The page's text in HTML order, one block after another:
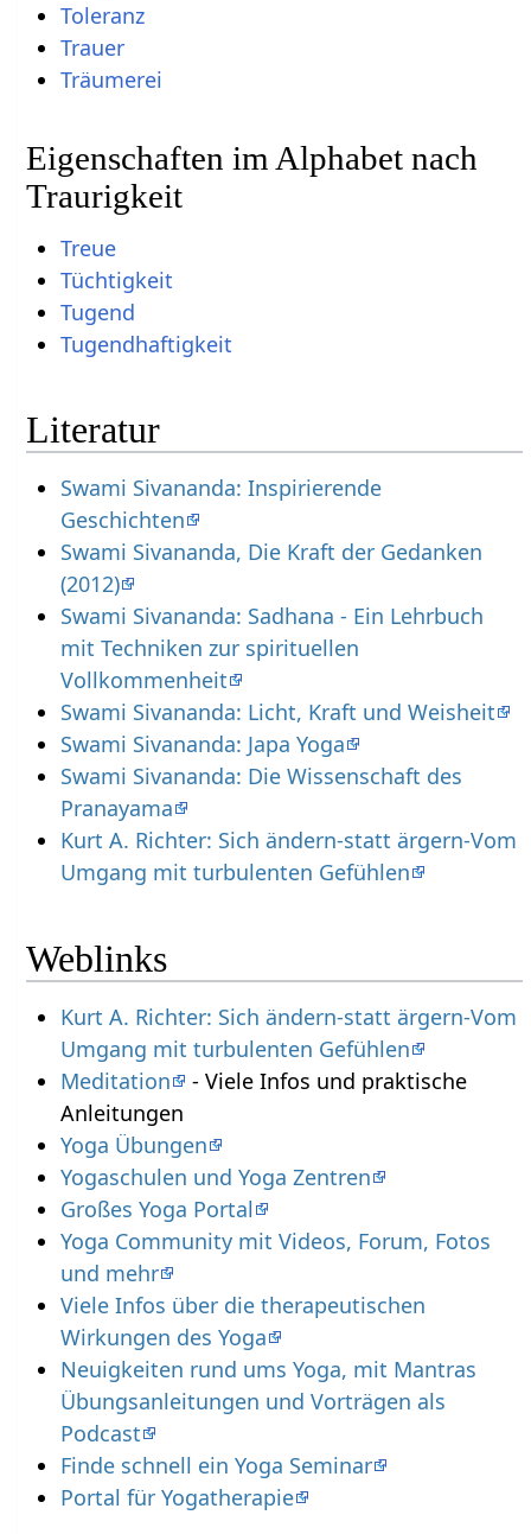
Toleranz
Trauer
Träumerei
Eigenschaften im Alphabet nach
Traurigkeit
Treue
Tüchtigkeit
Tugend
Tugendhaftigkeit
Literatur
Swami Sivananda: Inspirierende
Geschichten
Swami Sivananda, Die Kraft der Gedanken
(2012)
Swami Sivananda: Sadhana - Ein Lehrbuch
mit Techniken zur spirituellen
Vollkommenheit
Swami Sivananda: Licht, Kraft und Weisheit
Swami Sivananda: Japa Yoga
Swami Sivananda: Die Wissenschaft des
Pranayama
Kurt A. Richter: Sich ändern-statt ärgern-Vom
Umgang mit turbulenten Gefühlen
Weblinks
Kurt A. Richter: Sich ändern-statt ärgern-Vom
Umgang mit turbulenten Gefühlen
Meditation
- Viele Infos und praktische
Anleitungen
Yoga Übungen
Yogaschulen und Yoga Zentren
Großes Yoga Portal
Yoga Community mit Videos, Forum, Fotos
und mehr
Viele Infos über die therapeutischen
Wirkungen des Yoga
Neuigkeiten rund ums Yoga, mit Mantras
Übungsanleitungen und Vorträgen als
Podcast
Finde schnell ein Yoga Seminar
Portal für Yogatherapie